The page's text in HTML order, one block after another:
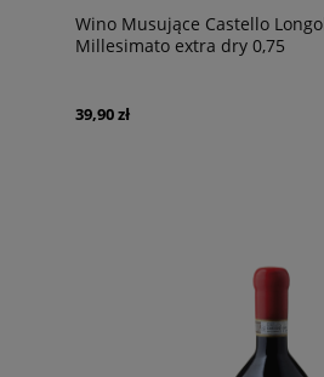
Wino Musujące Castello
Millesimato extra dry 0,75
39,90 zł